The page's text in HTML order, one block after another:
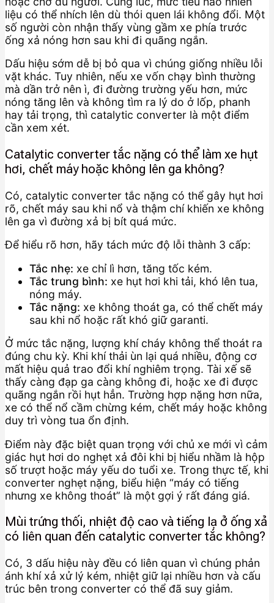
liệu có thể nhích lên dù thói quen lái không đổi. Một
số người còn nhận thấy vùng gầm xe phía trước
ống xả nóng hơn sau khi đi quãng ngắn.
Dấu hiệu sớm dễ bị bỏ qua vì chúng giống nhiều lỗi
vặt khác. Tuy nhiên, nếu xe vốn chạy bình thường
mà dần trở nên ì, đi đường trường yếu hơn, mức
nóng tăng lên và không tìm ra lý do ở lốp, phanh
hay tải trọng, thì catalytic converter là một điểm
cần xem xét.
Catalytic converter tắc nặng có thể làm xe hụt
hơi, chết máy hoặc không lên ga không?
Có, catalytic converter tắc nặng có thể gây hụt hơi
rõ, chết máy sau khi nổ và thậm chí khiến xe không
lên ga vì đường xả bị bít quá mức.
Để hiểu rõ hơn, hãy tách mức độ lỗi thành 3 cấp:
Tắc nhẹ: xe chỉ lì hơn, tăng tốc kém.
Tắc trung bình: xe hụt hơi khi tải, khó lên tua,
nóng máy.
Tắc nặng: xe không thoát ga, có thể chết máy
sau khi nổ hoặc rất khó giữ garanti.
Ở mức tắc nặng, lượng khí cháy không thể thoát ra
đúng chu kỳ. Khi khí thải ùn lại quá nhiều, động cơ
mất hiệu quả trao đổi khí nghiêm trọng. Tài xế sẽ
thấy càng đạp ga càng không đi, hoặc xe đi được
quãng ngắn rồi hụt hẳn. Trường hợp nặng hơn nữa,
xe có thể nổ cầm chừng kém, chết máy hoặc không
duy trì vòng tua ổn định.
Điểm này đặc biệt quan trọng với chủ xe mới vì cảm
giác hụt hơi do nghẹt xả đôi khi bị hiểu nhầm là hộp
số trượt hoặc máy yếu do tuổi xe. Trong thực tế, khi
converter nghẹt nặng, biểu hiện “máy có tiếng
nhưng xe không thoát” là một gợi ý rất đáng giá.
Mùi trứng thối, nhiệt độ cao và tiếng lạ ở ống xả
có liên quan đến catalytic converter tắc không?
Có, 3 dấu hiệu này đều có liên quan vì chúng phản
ánh khí xả xử lý kém, nhiệt giữ lại nhiều hơn và cấu
trúc bên trong converter có thể đã suy giảm.